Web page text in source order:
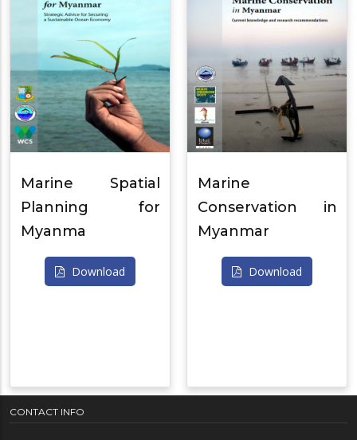
Marine Spatial
Planning for
Myanma
Download
Marine
Conservation in
Myanmar
Download
CONTACT INFO